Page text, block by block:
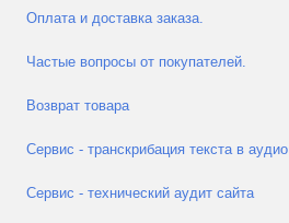
Оплата и доставка заказа.
Частые вопросы от покупателей.
Возврат товара
Сервис - транскрибация текста в аудио
Сервис - технический аудит сайта